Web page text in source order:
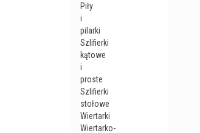
Piły
i
pilarki
Szlifierki
kątowe
i
proste
Szlifierki
stołowe
Wiertarki
Wiertarko-